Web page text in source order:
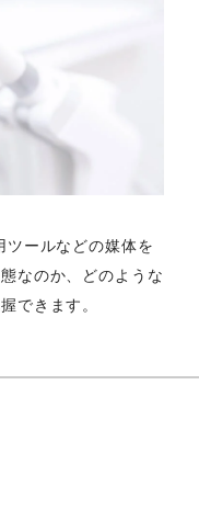
ツールなどの媒体を
なのか、どのような
できます。